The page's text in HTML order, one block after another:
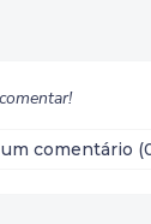
comentário